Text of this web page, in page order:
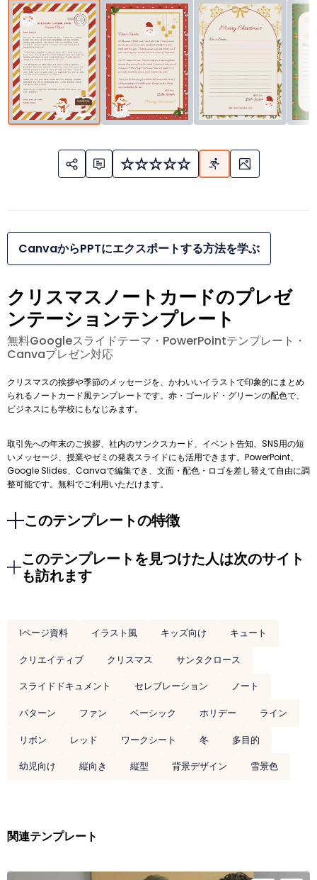
CanvaからPPTにエクスポートする方法を学ぶ
クリスマスノートカードのプレゼ
ンテーションテンプレート
無料Googleスライドテーマ・PowerPointテンプレート・
Canvaプレゼン対応
クリスマスの挨拶や季節のメッセージを、かわいいイラストで印象的にまとめ
られるノートカード風テンプレートです。赤・ゴールド・グリーンの配色で、
ビジネスにも学校にもなじみます。
取引先への年末のご挨拶、社内のサンクスカード、イベント告知、SNS用の短
いメッセージ、授業やゼミの発表スライドにも活用できます。PowerPoint、
Google Slides、Canvaで編集でき、文面・配色・ロゴを差し替えて自由に調
整可能です。無料でご利用いただけます。
このテンプレートの特徴
このテンプレートを見つけた人は次のサイト
も訪れます
1ページ資料 イラスト風 キッズ向け
キュート
クリエイティブ
クリスマス
サンタクロース
スライドドキュメント
セレブレーション
ノート
パターン
ファン ベーシック ホリデー
ライン
リボン
レッド ワークシート 冬
多目的
幼児向け
縦向き 縦型 背景デザイン 雪景色
関連テンプレート